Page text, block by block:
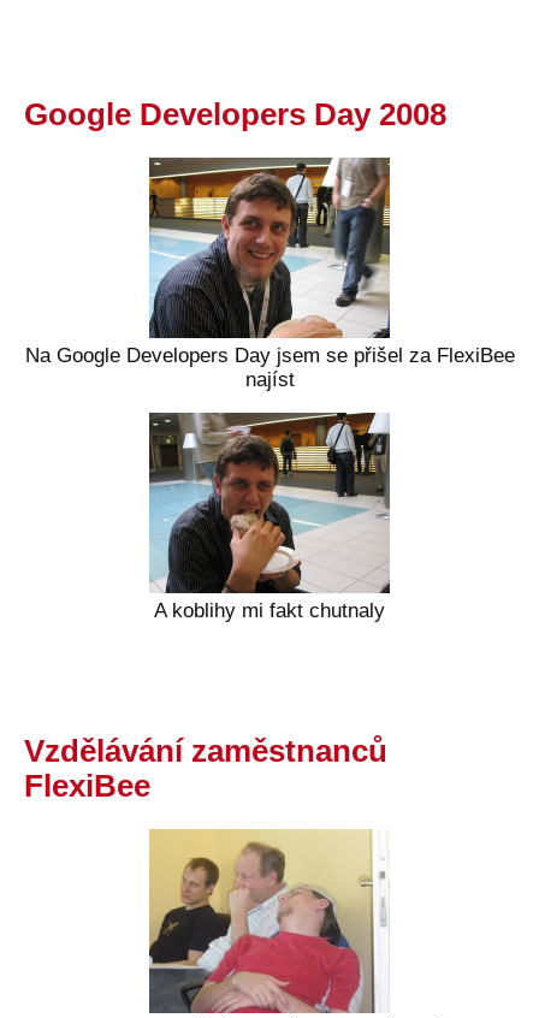
Google Developers Day 2008
Na Google Developers Day jsem se přišel za FlexiBee
najíst
A koblihy mi fakt chutnaly
Vzdělávání zaměstnanců
FlexiBee